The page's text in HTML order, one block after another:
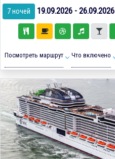
7 ночей 19.09.2026 - 26.09.2026
Посмотреть маршрут Что включено